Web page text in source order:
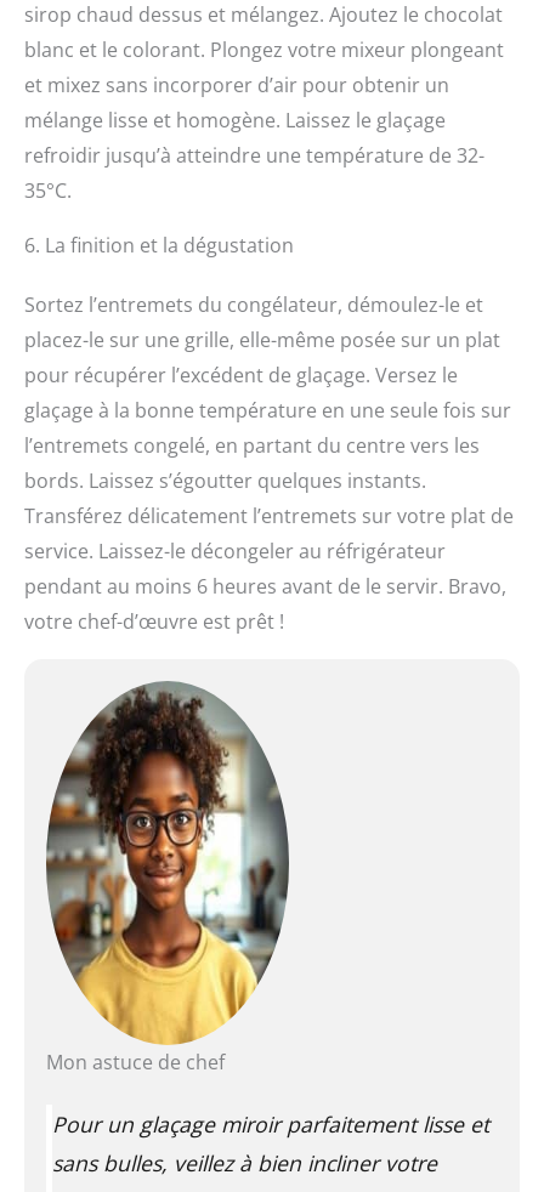
sirop chaud dessus et mélangez. Ajoutez le chocolat
blanc et le colorant. Plongez votre mixeur plongeant
et mixez sans incorporer d’air pour obtenir un
mélange lisse et homogène. Laissez le glaçage
refroidir jusqu’à atteindre une température de 32-
35°C.
6. La finition et la dégustation
Sortez l’entremets du congélateur, démoulez-le et
placez-le sur une grille, elle-même posée sur un plat
pour récupérer l’excédent de glaçage. Versez le
glaçage à la bonne température en une seule fois sur
l’entremets congelé, en partant du centre vers les
bords. Laissez s’égoutter quelques instants.
Transférez délicatement l’entremets sur votre plat de
service. Laissez-le décongeler au réfrigérateur
pendant au moins 6 heures avant de le servir. Bravo,
votre chef-d’œuvre est prêt !
Mon astuce de chef
Pour un glaçage miroir parfaitement lisse et
sans bulles, veillez à bien incliner votre